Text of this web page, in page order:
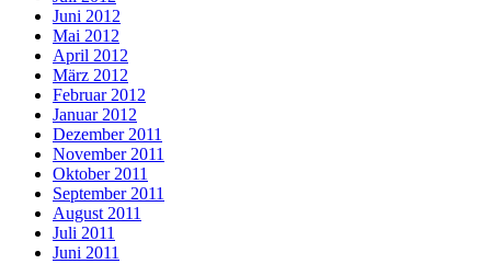
Juni 2012
Mai 2012
April 2012
März 2012
Februar 2012
Januar 2012
Dezember 2011
November 2011
Oktober 2011
September 2011
August 2011
Juli 2011
Juni 2011